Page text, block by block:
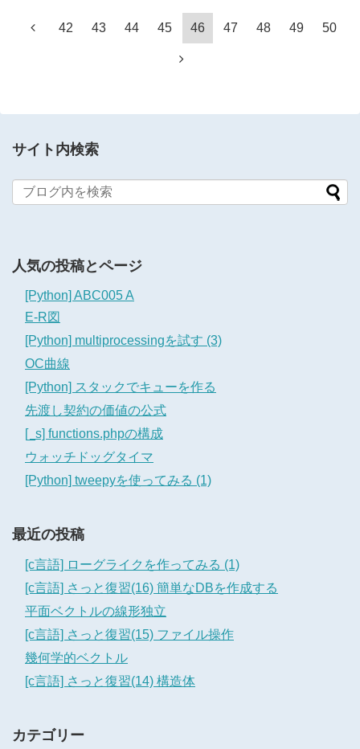
42 43 44 45 46 47 48 49 50
サイト内検索
人気の投稿とページ
[Python] ABC005 A
E-R図
[Python] multiprocessingを試す (3)
OC曲線
[Python] スタックでキューを作る
先渡し契約の価値の公式
[_s] functions.phpの構成
ウォッチドッグタイマ
[Python] tweepyを使ってみる (1)
最近の投稿
[c言語] ローグライクを作ってみる (1)
[c言語] さっと復習(16) 簡単なDBを作成する
平面ベクトルの線形独立
[c言語] さっと復習(15) ファイル操作
幾何学的ベクトル
[c言語] さっと復習(14) 構造体
カテゴリー